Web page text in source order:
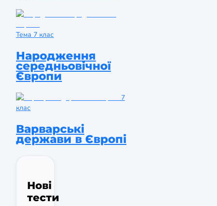
Тема 7 клас
Народження
середньовічної
Європи
7
клас
Варварські
держави в Європі
Нові
тести